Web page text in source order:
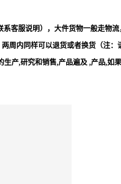
客服说明），大件货物一般走
周内同样可以退货或者换货（注：
产,研究和销售,产品遍及 ,产品,如